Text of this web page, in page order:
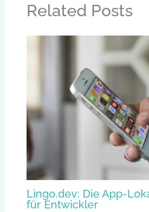
Related Posts
Lingo.dev: Die App-
für Entwickler